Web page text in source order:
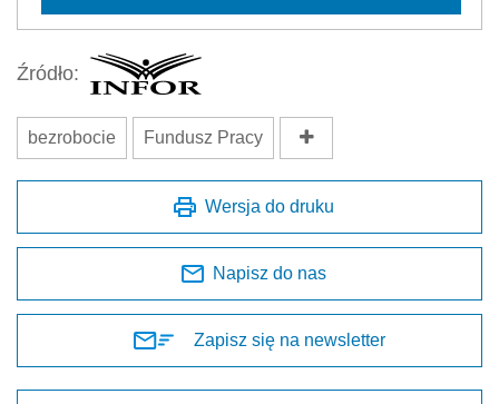
Źródło:
bezrobocie Fundusz Pracy
Wersja do druku
Napisz do nas
Zapisz się na newsletter